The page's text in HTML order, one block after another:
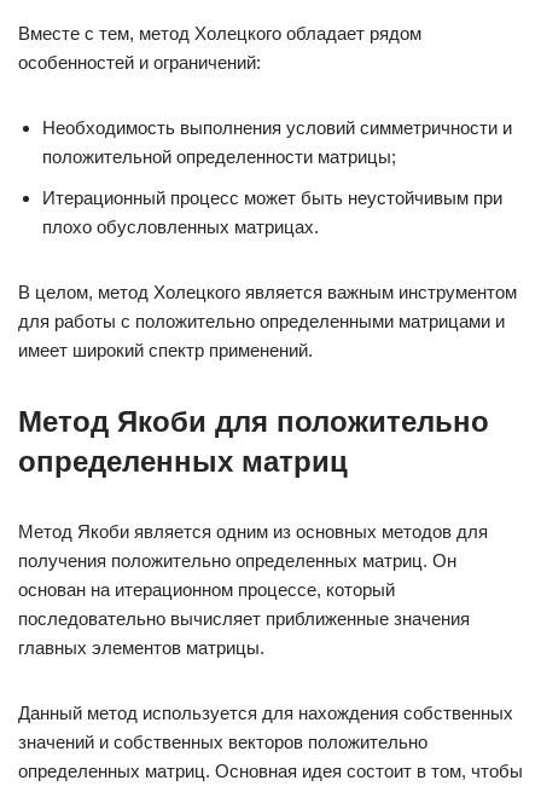
Вместе с тем, метод Холецкого обладает рядом
особенностей и ограничений:
Необходимость выполнения условий симметричности и
положительной определенности матрицы;
Итерационный процесс может быть неустойчивым при
плохо обусловленных матрицах.
В целом, метод Холецкого является важным инструментом
для работы с положительно определенными матрицами и
имеет широкий спектр применений.
Метод Якоби для положительно
определенных матриц
Метод Якоби является одним из основных методов для
получения положительно определенных матриц. Он
основан на итерационном процессе, который
последовательно вычисляет приближенные значения
главных элементов матрицы.
Данный метод используется для нахождения собственных
значений и собственных векторов положительно
определенных матриц. Основная идея состоит в том, чтобы